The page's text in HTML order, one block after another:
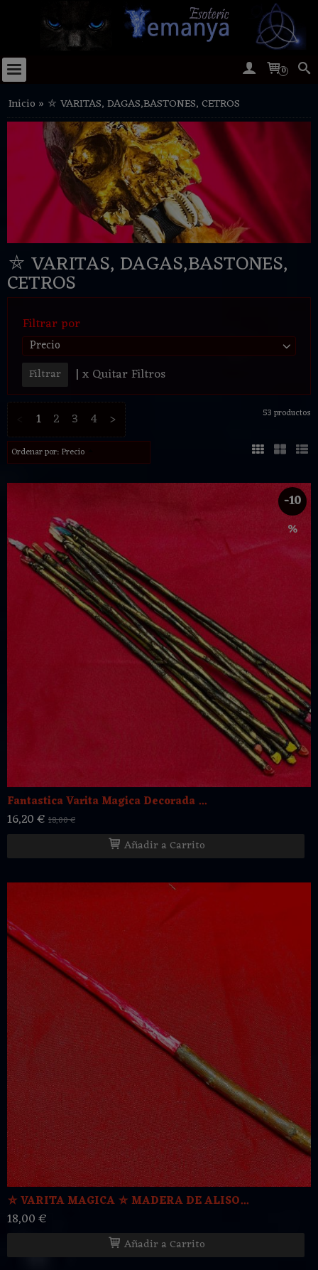
0
Inicio » ⛤ VARITAS, DAGAS,BASTONES, CETROS
⛤ VARITAS, DAGAS,BASTONES,
CETROS
Filtrar por
Precio
| x Quitar Filtros
1 2 3 4 > 53 productos
Ordenar por:Precio
-10
%
Fantastica Varita Magica Decorada ...
16,20 € 18,00 €
Añadir a Carrito
⛤ VARITA MAGICA ⛤ MADERA DE ALISO...
18,00 €
Añadir a Carrito